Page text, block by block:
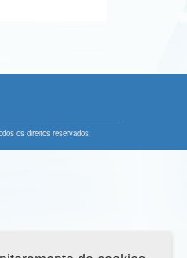
os direitos reservados.